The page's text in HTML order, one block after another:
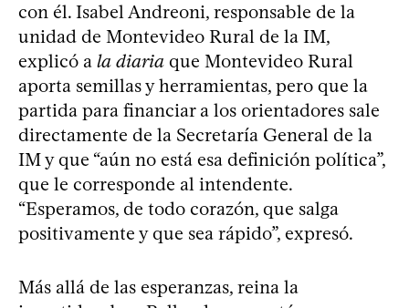
con él. Isabel Andreoni, responsable de la
unidad de Montevideo Rural de la IM,
explicó a la diaria que Montevideo Rural
aporta semillas y herramientas, pero que la
partida para financiar a los orientadores sale
directamente de la Secretaría General de la
IM y que “aún no está esa definición política”,
que le corresponde al intendente.
“Esperamos, de todo corazón, que salga
positivamente y que sea rápido”, expresó.
Más allá de las esperanzas, reina la